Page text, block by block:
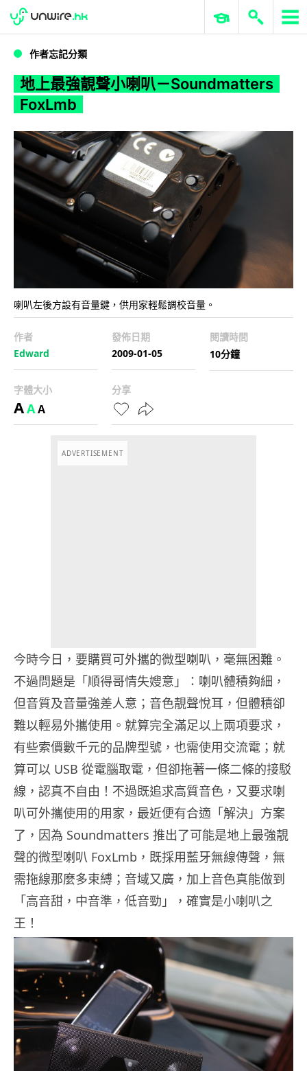
WWDC 2026 ERP 與商業 AI
作者忘記分類
地上最強靚聲小喇叭－Soundmatters
FoxLmb
喇叭左後方設有音量鍵，供用家輕鬆調校音量。
作者
Edward
發佈日期
2009-01-05
閱讀時間
10分鐘
字體大小
AAA
分享
ADVERTISEMENT
今時今日，要購買可外攜的微型喇叭，毫無困難。
不過問題是「順得哥情失嫂意」：喇叭體積夠細，
但音質及音量強差人意；音色靚聲悅耳，但體積卻
難以輕易外攜使用。就算完全滿足以上兩項要求，
有些索價數千元的品牌型號，也需使用交流電；就
算可以 USB 從電腦取電，但卻拖著一條二條的接駁
線，認真不自由！不過既追求高質音色，又要求喇
叭可外攜使用的用家，最近便有合適「解決」方案
了，因為 Soundmatters 推出了可能是地上最強靚
聲的微型喇叭 FoxLmb，既採用藍牙無線傳聲，無
需拖線那麼多束縛；音域又廣，加上音色真能做到
「高音甜，中音準，低音勁」，確實是小喇叭之
王！